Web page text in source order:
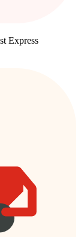
Express